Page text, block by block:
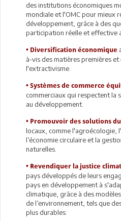
des institutions économiques
mondiale et l'OMC pour mieux
développement, grâce à des
participation réelle et effective
• Diversification économique
à-vis des matières premières
l'extractivisme.
• Systèmes de commerce
commerciaux qui respectent la
au développement.
• Promouvoir des solutions
locaux, comme l'agroécologie,
l’économie circulaire et la
naturelles.
• Revendiquer la justice
pays développés de leurs
pays en développement à
climatique, grâce à des
de l’environnement, tels que
plus durables.